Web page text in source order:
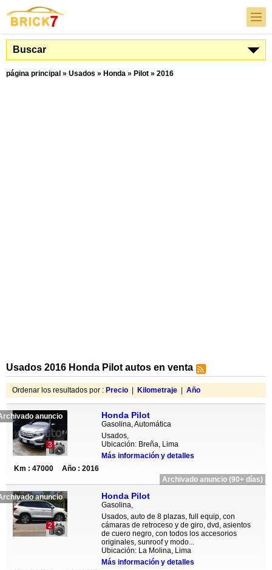
Buscar
página principal » Usados » Honda » Pilot » 2016
Usados 2016 Honda Pilot autos en venta
Ordenar los resultados por : Precio Kilometraje Año
anuncio
3
Honda Pilot
Gasolina, Automática
Usados,
Ubicación: Breña, Lima
Más información y detalles
Km : 47000
Año : 2016
Archivado anuncio (90+ días)
anuncio
2
Honda Pilot
Gasolina,
Usados, auto de 8 plazas, full equip, con
cámaras de retroceso y de giro, dvd, asientos
de cuero negro, con todos los accesorios
originales, sunroof y modo...
Ubicación: La Molina, Lima
Más información y detalles